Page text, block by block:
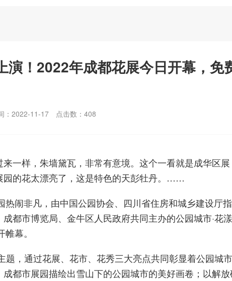
演！2022年成都花展今日开幕，免
：2022-11-17 点击数： 408
一样，朱墙黛瓦，非常有意境。 这个一看就是成华区展
的花太漂亮了，这是特色的天彭牡丹。 ……
热闹非凡，由中国公园协会、四川省住房和城乡建设厅指
都市博览局、金牛区人民政府共同主办的公园城市·花
幕。
题，通过花展、花市、花秀三大亮点共同彰显着公园城
都市展园描绘出雪山下的公园城市的美好画卷；以解